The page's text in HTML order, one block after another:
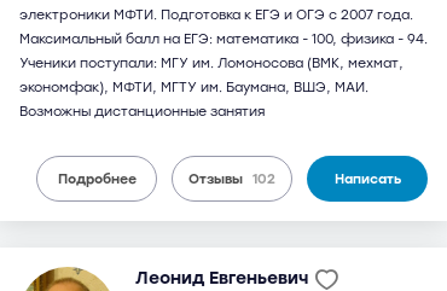
электроники МФТИ. Подготовка к ЕГЭ и ОГЭ с 2007 года.
Максимальный балл на ЕГЭ: математика - 100, физика - 94.
Ученики поступали: МГУ им. Ломоносова (ВМК, мехмат,
экономфак), МФТИ, МГТУ им. Баумана, ВШЭ, МАИ.
Возможны дистанционные занятия
Подробнее Отзывы 102 Написать
Леонид Евгеньевич